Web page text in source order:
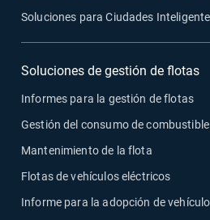
Soluciones para Ciudades
Soluciones de gestión de flotas
Informes para la gestión de flotas
Gestión del consumo de combustible
Mantenimiento de la flota
Flotas de vehículos eléctricos
Informe para la adopción de